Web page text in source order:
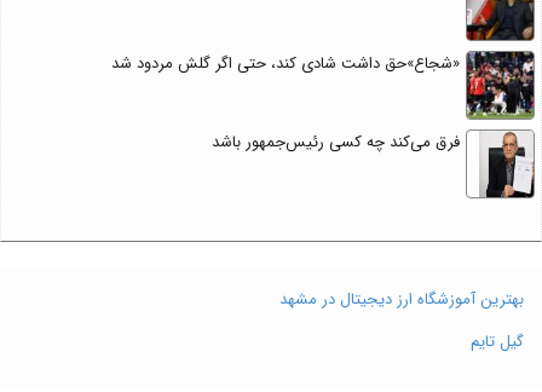
«شجاع»حق داشت شادی کند، حتی اگر گلش مردود شد
فرق می‌کند چه کسی رئیس‌جمهور باشد
بهترین آموزشگاه ارز دیجیتال در مشهد
گیل تایم